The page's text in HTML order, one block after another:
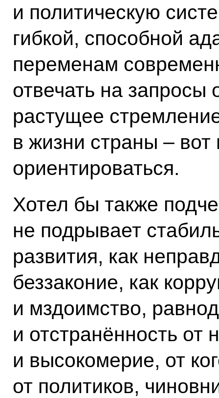
и политическую
гибкой, способной
переменам
отвечать на
растущее
в жизни страны –
ориентироваться.
Хотел бы также
не подрывает
развития, как
беззаконие, как
и мздоимство,
и отстранённость от
и высокомерие, от
от политиков,